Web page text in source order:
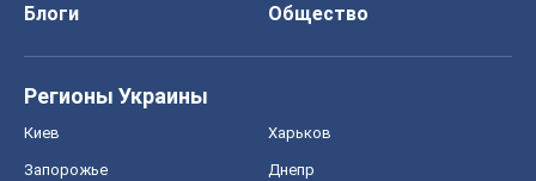
Блоги
Общество
Регионы Украины
Киев Харьков
Запорожье Днепр